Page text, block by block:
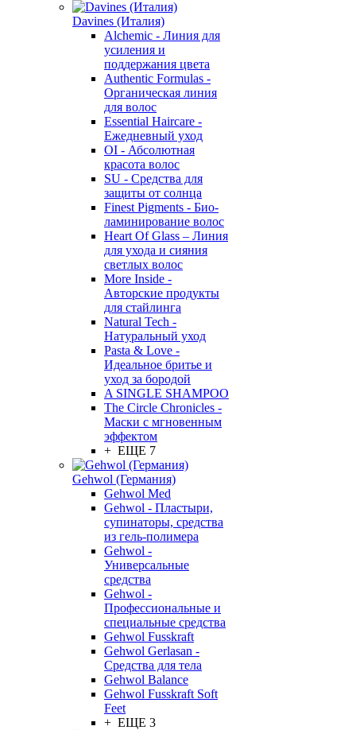
Davines (Италия)
Alchemic - Линия для
усиления и
поддержания цвета
Authentic Formulas -
Органическая линия
для волос
Essential Haircare -
Eжедневный уход
OI - Абсолютная
красота волос
SU - Средства для
защиты от солнца
Finest Pigments - Био-
ламинирование волос
Heart Of Glass – Линия
для ухода и сияния
светлых волос
More Inside -
Авторские продукты
для стайлинга
Natural Tech -
Натуральный уход
Pasta & Love -
Идеальное бритье и
уход за бородой
A SINGLE SHAMPOO
The Circle Chronicles -
Маски с мгновенным
эффектом
+ ЕЩЕ 7
Gehwol (Германия)
Gehwol Med
Gehwol - Пластыри,
супинаторы, средства
из гель-полимера
Gehwol -
Универсальные
средства
Gehwol -
Профессиональные и
специальные средства
Gehwol Fusskraft
Gehwol Gerlasan -
Средства для тела
Gehwol Balance
Gehwol Fusskraft Soft
Feet
+ ЕЩЕ 3